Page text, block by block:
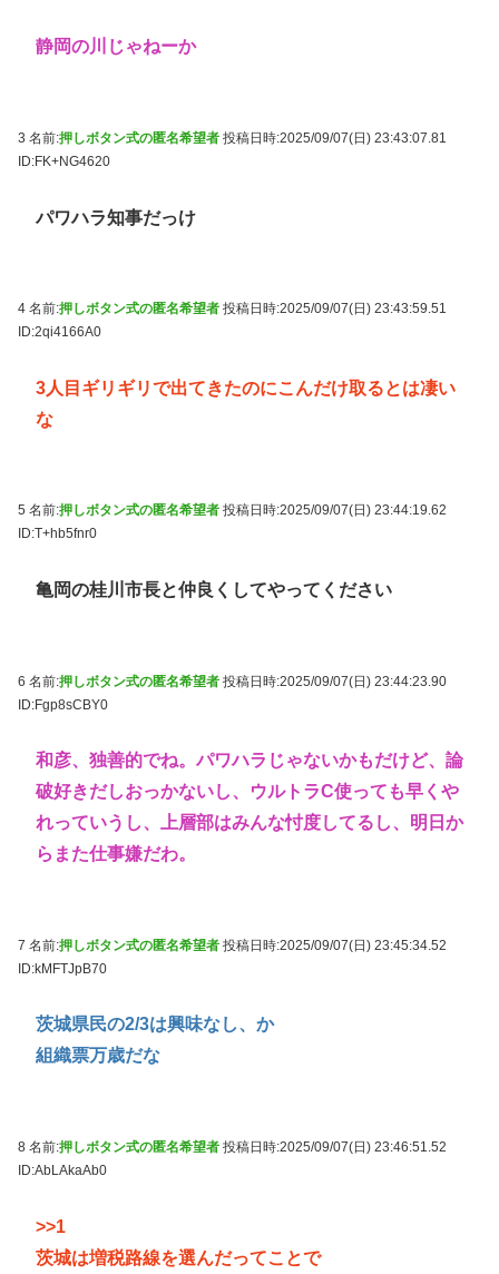
静岡の川じゃねーか
3 名前:押しボタン式の匿名希望者 投稿日時:2025/09/07(日) 23:43:07.81
ID:FK+NG4620
パワハラ知事だっけ
4 名前:押しボタン式の匿名希望者 投稿日時:2025/09/07(日) 23:43:59.51
ID:2qi4166A0
3人目ギリギリで出てきたのにこんだけ取るとは凄い
な
5 名前:押しボタン式の匿名希望者 投稿日時:2025/09/07(日) 23:44:19.62
ID:T+hb5fnr0
亀岡の桂川市長と仲良くしてやってください
6 名前:押しボタン式の匿名希望者 投稿日時:2025/09/07(日) 23:44:23.90
ID:Fgp8sCBY0
和彦、独善的でね。パワハラじゃないかもだけど、論
破好きだしおっかないし、ウルトラC使っても早くや
れっていうし、上層部はみんな忖度してるし、明日か
らまた仕事嫌だわ。
7 名前:押しボタン式の匿名希望者 投稿日時:2025/09/07(日) 23:45:34.52
ID:kMFTJpB70
茨城県民の2/3は興味なし、か
組織票万歳だな
8 名前:押しボタン式の匿名希望者 投稿日時:2025/09/07(日) 23:46:51.52
ID:AbLAkaAb0
>>1
茨城は増税路線を選んだってことで